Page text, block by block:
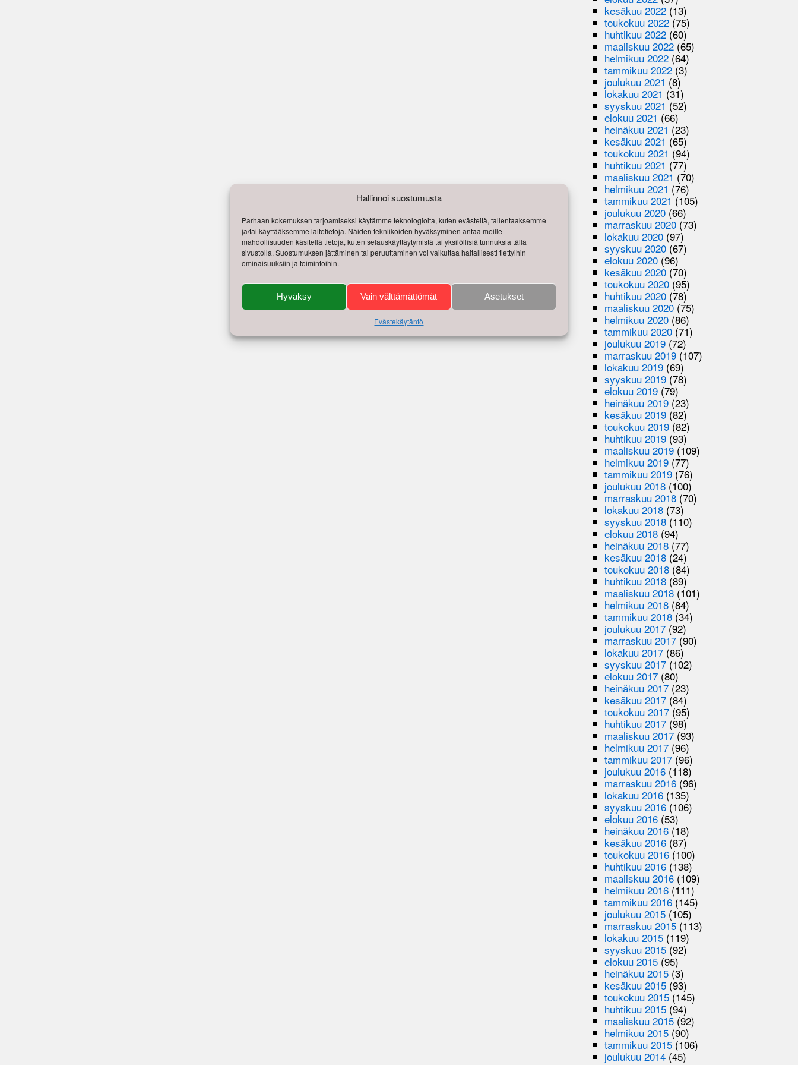
Hallinnoi suostumusta
Parhaan kokemuksen tarjoamiseksi käytämme teknologioita, kuten evästeitä, tallentaaksemme
ja/tai käyttääksemme laitetietoja. Näiden tekniikoiden hyväksyminen antaa meille
mahdollisuuden käsitellä tietoja, kuten selauskäyttäytymistä tai yksilöllisiä tunnuksia tällä
sivustolla. Suostumuksen jättäminen tai peruuttaminen voi vaikuttaa haitallisesti tiettyihin
ominaisuuksiin ja toimintoihin.
Hyväksy Vain välttämättömät Asetukset
Evästekäytäntö
kesäkuu 2022 (13)
toukokuu 2022(75)
huhtikuu 2022 (60)
maaliskuu 2022 (65)
helmikuu 2022 (64)
tammikuu 2022(3)
joulukuu 2021 (8)
lokakuu 2021 (31)
syyskuu 2021 (52)
elokuu 2021 (66)
heinäkuu 2021 (23)
kesäkuu 2021 (65)
toukokuu 2021 (94)
huhtikuu 2021 (77)
maaliskuu 2021 (70)
helmikuu 2021 (76)
tammikuu 2021 (105)
joulukuu 2020 (66)
marraskuu 2020 (73)
lokakuu 2020 (97)
syyskuu 2020(67)
elokuu 2020 (96)
kesäkuu 2020 (70)
toukokuu 2020(95)
huhtikuu 2020 (78)
maaliskuu 2020 (75)
helmikuu 2020 (86)
tammikuu 2020(71)
joulukuu 2019 (72)
marraskuu 2019 (107)
lokakuu 2019 (69)
syyskuu 2019(78)
elokuu 2019 (79)
heinäkuu 2019 (23)
kesäkuu 2019 (82)
toukokuu 2019(82)
huhtikuu 2019 (93)
maaliskuu 2019 (109)
helmikuu 2019 (77)
tammikuu 2019(76)
joulukuu 2018 (100)
marraskuu 2018 (70)
lokakuu 2018 (73)
syyskuu 2018(110)
elokuu 2018 (94)
heinäkuu 2018 (77)
kesäkuu 2018 (24)
toukokuu 2018(84)
huhtikuu 2018 (89)
maaliskuu 2018 (101)
helmikuu 2018 (84)
tammikuu 2018(34)
joulukuu 2017 (92)
marraskuu 2017 (90)
lokakuu 2017 (86)
syyskuu 2017(102)
elokuu 2017 (80)
heinäkuu 2017 (23)
kesäkuu 2017 (84)
toukokuu 2017(95)
huhtikuu 2017 (98)
maaliskuu 2017 (93)
helmikuu 2017 (96)
tammikuu 2017(96)
joulukuu 2016 (118)
marraskuu 2016 (96)
lokakuu 2016 (135)
syyskuu 2016(106)
elokuu 2016 (53)
heinäkuu 2016 (18)
kesäkuu 2016 (87)
toukokuu 2016(100)
huhtikuu 2016 (138)
maaliskuu 2016 (109)
helmikuu 2016 (111)
tammikuu 2016(145)
joulukuu 2015 (105)
marraskuu 2015 (113)
lokakuu 2015 (119)
syyskuu 2015(92)
elokuu 2015 (95)
heinäkuu 2015 (3)
kesäkuu 2015 (93)
toukokuu 2015(145)
huhtikuu 2015 (94)
maaliskuu 2015 (92)
helmikuu 2015 (90)
tammikuu 2015(106)
joulukuu 2014 (45)